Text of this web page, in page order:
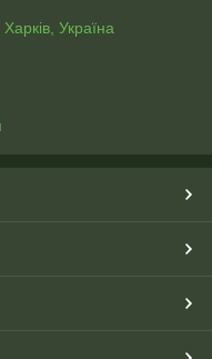
Україна